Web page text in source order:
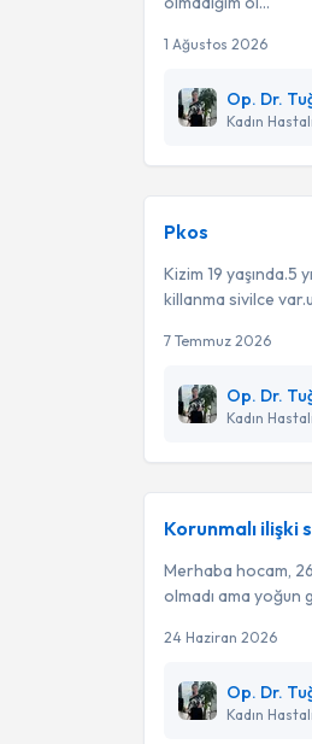
1 Ağustos 2026
Op. Dr.
Kadın
Pkos
Kizim 19
killanma sivilce
7 Temmuz 2026
Op. Dr.
Kadın
Korunmalı ilişki
Merhaba hocam,
olmadı ama yoğun
24 Haziran 2026
Op. Dr.
Kadın